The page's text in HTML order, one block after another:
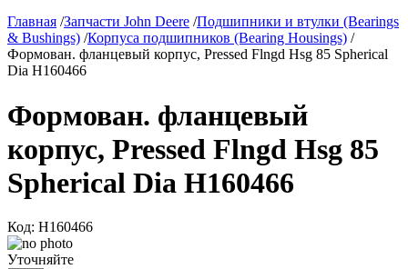
Главная /Запчасти John Deere /Подшипники и втулки (Bearings
& Bushings) /Корпуса подшипников (Bearing Housings) /
Формован. фланцевый корпус, Pressed Flngd Hsg 85 Spherical
Dia H160466
Формован. фланцевый
корпус, Pressed Flngd Hsg 85
Spherical Dia H160466
Код: H160466
Уточняйте